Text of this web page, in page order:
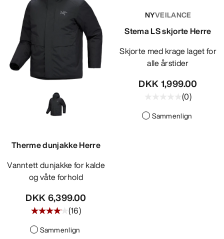
Therme dunjakke Herre
Vanntett dunjakke for kalde
og våte forhold
DKK 6,399.00
(16)
Sammenlign
NYVEILANCE
Stema LS skjorte Herre
Skjorte med krage laget for
alle årstider
DKK 1,999.00
(0)
Sammenlign